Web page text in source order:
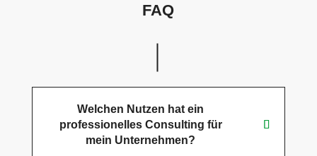
FAQ
Welchen Nutzen hat ein
professionelles Consulting für
mein Unternehmen?